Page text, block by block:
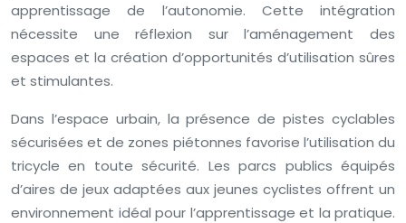
apprentissage de l’autonomie. Cette intégration
nécessite une réflexion sur l’aménagement des
espaces et la création d’opportunités d’utilisation sûres
et stimulantes.
Dans l’espace urbain, la présence de pistes cyclables
sécurisées et de zones piétonnes favorise l’utilisation du
tricycle en toute sécurité. Les parcs publics équipés
d’aires de jeux adaptées aux jeunes cyclistes offrent un
environnement idéal pour l’apprentissage et la pratique.